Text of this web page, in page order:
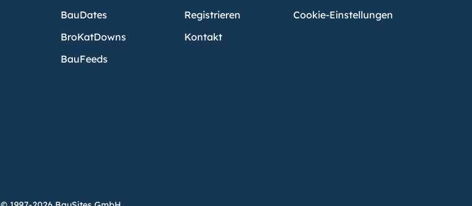
BauDates
BroKatDowns
BauFeeds
Registrieren
Kontakt
Cookie-Einstellungen